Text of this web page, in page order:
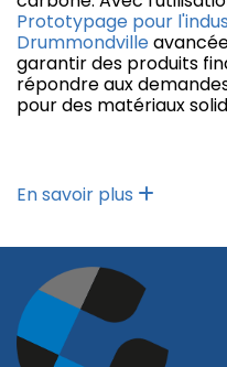
Prototypage pour
Drummondville
garantir des produits
répondre aux
pour des matériaux
En savoir plus